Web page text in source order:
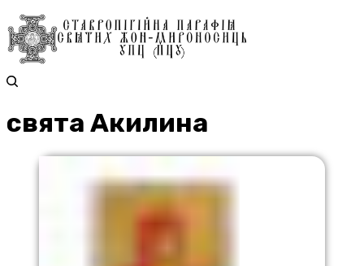
свята Акилина